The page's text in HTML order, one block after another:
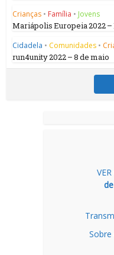
Crianças • Família • Jovens
Mariápolis Europeia 2022 –
Cidadela • Comunidades •
run4unity 2022 – 8 de maio